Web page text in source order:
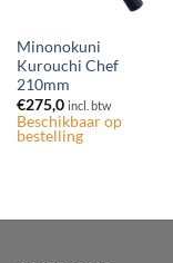
Minonokuni
Kurouchi Chef
210mm
€275,0 incl. btw
Beschikbaar op
bestelling